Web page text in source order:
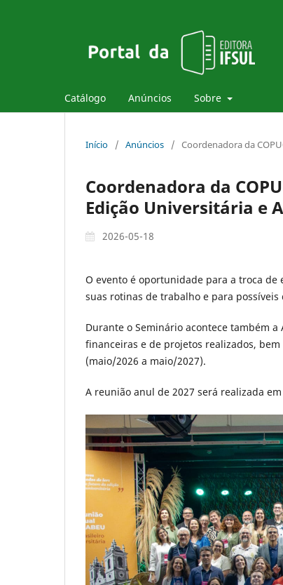
Catálogo Anúncios Sobre
Início / Anúncios / Coordenadora da
Coordenadora da
Edição Universitária e
2026-05-18
O evento é oportunidade para a troca
suas rotinas de trabalho e para
Durante o Seminário acontece também
financeiras e de projetos realizados,
(maio/2026 a maio/2027).
A reunião anul de 2027 será realizada